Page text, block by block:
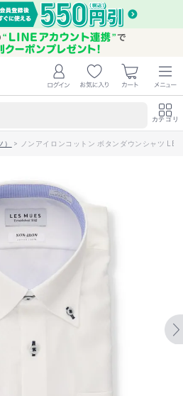
カテゴリ
> ノンアイロンコットン ボタンダウンシャツ